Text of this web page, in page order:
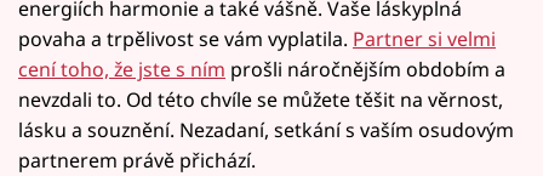
energiích harmonie a také vášně. Vaše láskyplná
povaha a trpělivost se vám vyplatila. Partner si velmi
cení toho, že jste s ním prošli náročnějším obdobím a
nevzdali to. Od této chvíle se můžete těšit na věrnost,
lásku a souznění. Nezadaní, setkání s vaším osudovým
partnerem právě přichází.